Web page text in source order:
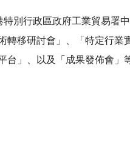
別行政區政府工業貿易署
轉移研討會」、「特定行
台」、以及「成果發佈會